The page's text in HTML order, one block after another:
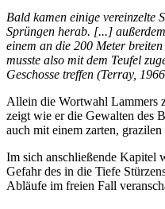
Bald kamen einige vereinzelte
Sprüngen herab. [...]
einem an die 200 Meter
musste also mit dem Teufel
Geschosse treffen (Terray,
Allein die Wortwahl Lammers
zeigt wie er die Gewalten des
auch mit einem zarten,
Im sich anschließende Kapitel
Gefahr des in die Tiefe
Abläufe im freien Fall